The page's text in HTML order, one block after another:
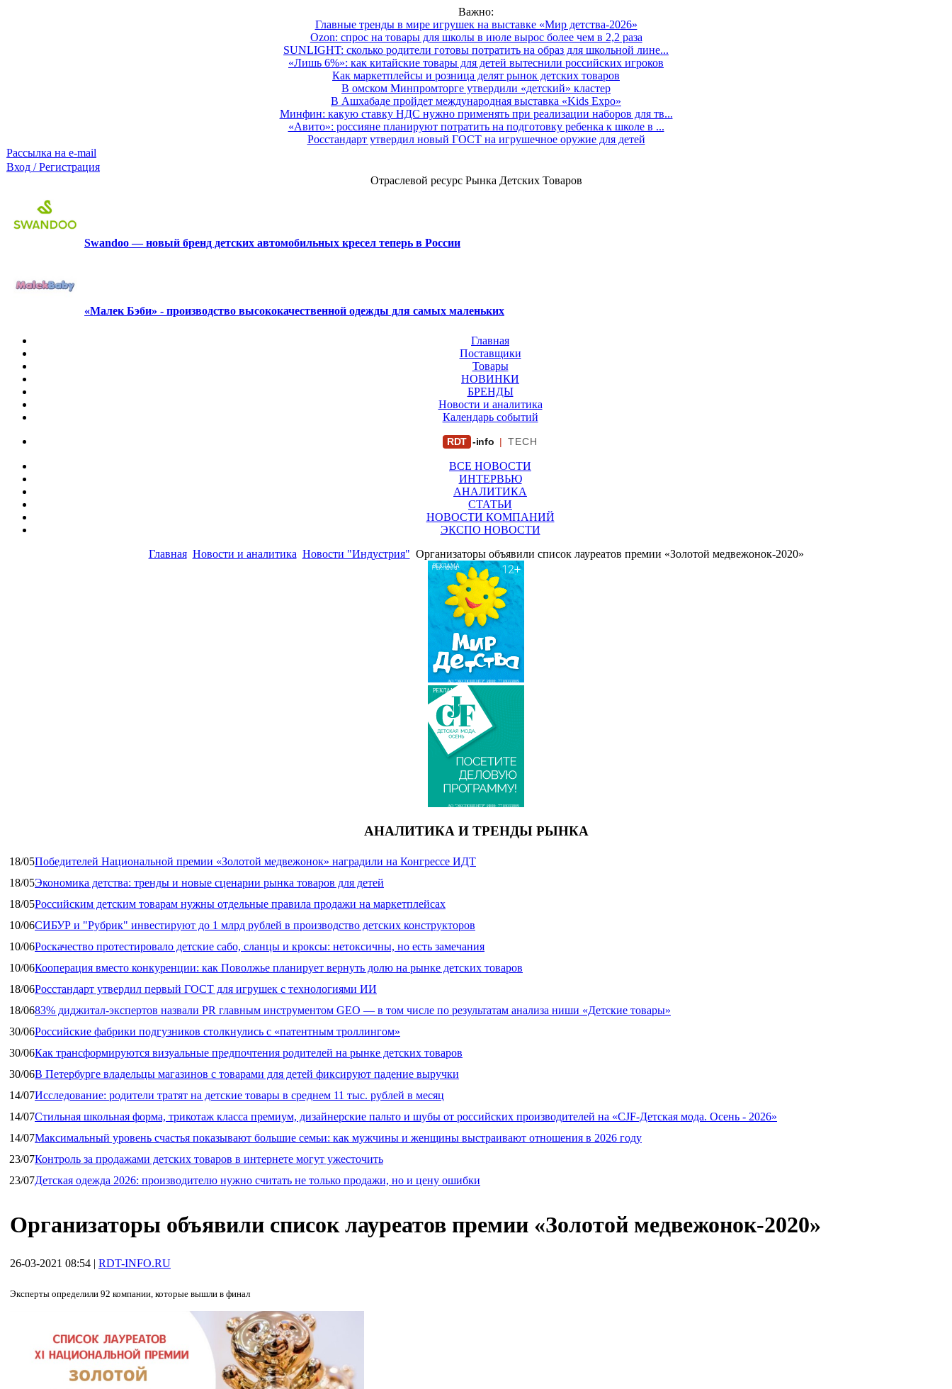
Важно:
Главные тренды в мире игрушек на выставке «Мир детства-2026»
Ozon: спрос на товары для школы в июле вырос более чем в 2,2 раза
SUNLIGHT: сколько родители готовы потратить на образ для школьной лине...
«Лишь 6%»: как китайские товары для детей вытеснили российских игроков
Как маркетплейсы и розница делят рынок детских товаров
В омском Минпромторге утвердили «детский» кластер
В Ашхабаде пройдет международная выставка «Kids Expo»
Минфин: какую ставку НДС нужно применять при реализации наборов для тв...
«Авито»: россияне планируют потратить на подготовку ребенка к школе в ...
Росстандарт утвердил новый ГОСТ на игрушечное оружие для детей
Рассылка на e-mail
Вход / Регистрация
Отраслевой ресурс Рынка Детских Товаров
Swandoo — новый бренд детских автомобильных кресел теперь в России
«Малек Бэби» - производство высококачественной одежды для самых маленьких
Главная
Поставщики
Товары
НОВИНКИ
БРЕНДЫ
Новости и аналитика
Календарь событий
RDT -info | TECH
ВСЕ НОВОСТИ
ИНТЕРВЬЮ
АНАЛИТИКА
СТАТЬИ
НОВОСТИ КОМПАНИЙ
ЭКСПО НОВОСТИ
Главная Новости и аналитика Новости "Индустрия" Организаторы объявили список лауреатов премии «Золотой медвежонок-2020»
РЕКЛАМА
АО "ЭКСПОЦЕНТР" ИНН: 7718033809
РЕКЛАМА
АО "ЭКСПОЦЕНТР" ИНН: 7718033809
АНАЛИТИКА И ТРЕНДЫ РЫНКА
18/05Победителей Национальной премии «Золотой медвежонок» наградили на Конгрессе ИДТ
18/05Экономика детства: тренды и новые сценарии рынка товаров для детей
18/05Российским детским товарам нужны отдельные правила продажи на маркетплейсах
10/06СИБУР и "Рубрик" инвестируют до 1 млрд рублей в производство детских конструкторов
10/06Роскачество протестировало детские сабо, сланцы и кроксы: нетоксичны, но есть замечания
10/06Кооперация вместо конкуренции: как Поволжье планирует вернуть долю на рынке детских товаров
18/06Росстандарт утвердил первый ГОСТ для игрушек с технологиями ИИ
18/0683% диджитал‑экспертов назвали PR главным инструментом GEO — в том числе по результатам анализа ниши «Детские товары»
30/06Российские фабрики подгузников столкнулись с «патентным троллингом»
30/06Как трансформируются визуальные предпочтения родителей на рынке детских товаров
30/06В Петербурге владельцы магазинов с товарами для детей фиксируют падение выручки
14/07Исследование: родители тратят на детские товары в среднем 11 тыс. рублей в месяц
14/07Стильная школьная форма, трикотаж класса премиум, дизайнерские пальто и шубы от российских производителей на «CJF-Детская мода. Осень - 2026»
14/07Максимальный уровень счастья показывают большие семьи: как мужчины и женщины выстраивают отношения в 2026 году
23/07Контроль за продажами детских товаров в интернете могут ужесточить
23/07Детская одежда 2026: производителю нужно считать не только продажи, но и цену ошибки
Организаторы объявили список лауреатов премии «Золотой медвежонок-2020»
26-03-2021 08:54 | RDT-INFO.RU
Эксперты определили 92 компании, которые вышли в финал